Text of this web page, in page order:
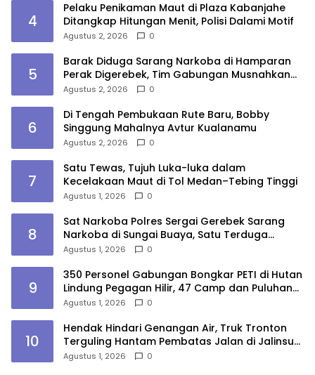
4
Pelaku Penikaman Maut di Plaza Kabanjahe
Ditangkap Hitungan Menit, Polisi Dalami Motif
Agustus 2, 2026 0
5
Barak Diduga Sarang Narkoba di Hamparan
Perak Digerebek, Tim Gabungan Musnahkan
Lokasi
Agustus 2, 2026 0
6
Di Tengah Pembukaan Rute Baru, Bobby
Singgung Mahalnya Avtur Kualanamu
Agustus 2, 2026 0
7
Satu Tewas, Tujuh Luka-luka dalam
Kecelakaan Maut di Tol Medan–Tebing Tinggi
Agustus 1, 2026 0
8
Sat Narkoba Polres Sergai Gerebek Sarang
Narkoba di Sungai Buaya, Satu Terduga
Pelaku Diamankan
Agustus 1, 2026 0
9
350 Personel Gabungan Bongkar PETI di Hutan
Lindung Pegagan Hilir, 47 Camp dan Puluhan
Peralatan Dimusnahkan
Agustus 1, 2026 0
10
Hendak Hindari Genangan Air, Truk Tronton
Terguling Hantam Pembatas Jalan di Jalinsum
Sergai
Agustus 1, 2026 0